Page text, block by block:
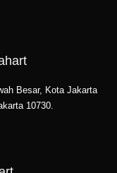
Besar, Kota Jakarta
10730.